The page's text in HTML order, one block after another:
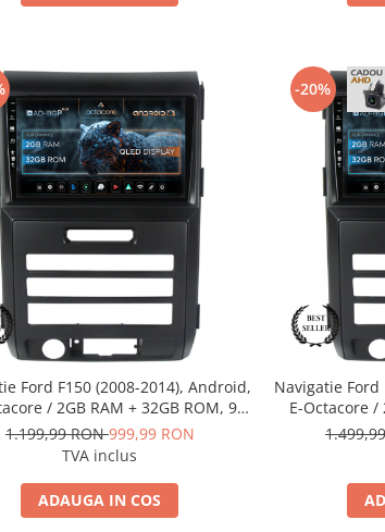
Ford F150 (2008-2014), Android,
/ 2GB RAM + 32GB ROM, 9
- AD-BGP9002+AD-BGRKIT139
1.199,99 RON999,99 RON
TVA inclus
ADAUGA IN COS
-20%
Navigatie Ford
E-Octacore /
Inch - AD-